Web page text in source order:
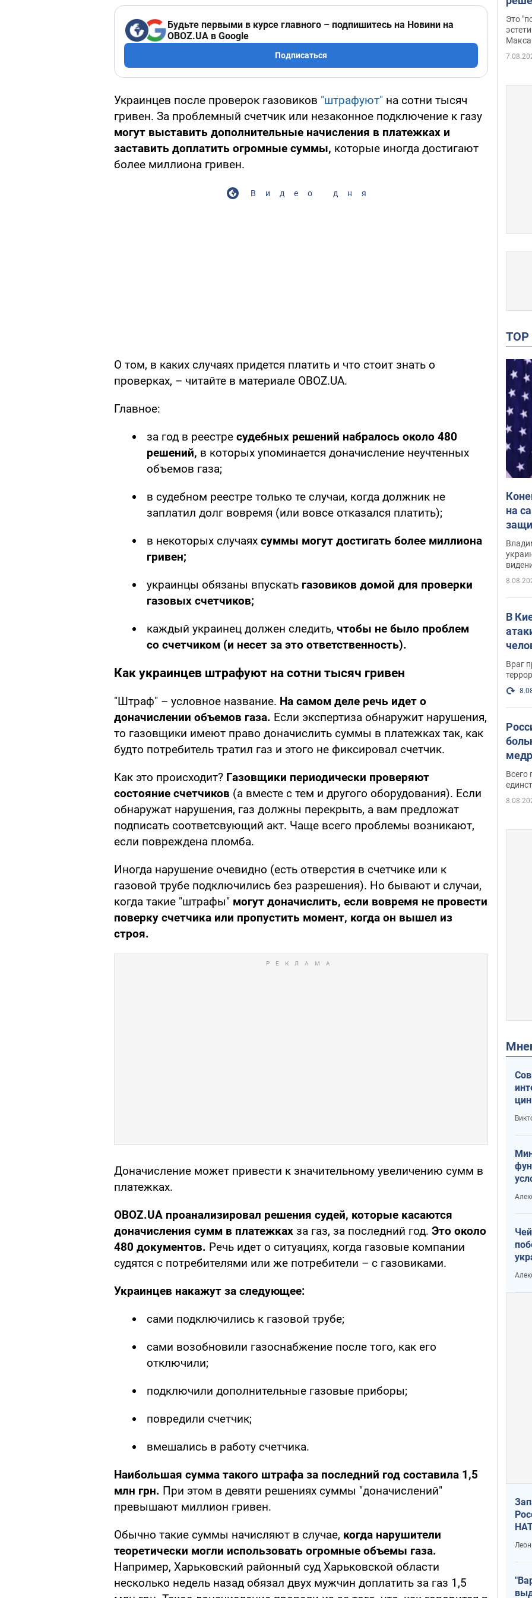
Будьте первыми в курсе главного – подпишитесь на Новини на
OBOZ.UA в Google
Подписаться
Украинцев после проверок газовиков "штрафуют" на сотни тысяч
гривен. За проблемный счетчик или незаконное подключение к газу
могут выставить дополнительные начисления в платежках и
заставить доплатить огромные суммы, которые иногда достигают
более миллиона гривен.
Видео дня
О том, в каких случаях придется платить и что стоит знать о
проверках, – читайте в материале OBOZ.UA.
Главное:
за год в реестре судебных решений набралось около 480
решений, в которых упоминается доначисление неучтенных
объемов газа;
в судебном реестре только те случаи, когда должник не
заплатил долг вовремя (или вовсе отказался платить);
в некоторых случаях суммы могут достигать более миллиона
гривен;
украинцы обязаны впускать газовиков домой для проверки
газовых счетчиков;
каждый украинец должен следить, чтобы не было проблем
со счетчиком (и несет за это ответственность).
Как украинцев штрафуют на сотни тысяч гривен
"Штраф" – условное название. На самом деле речь идет о
доначислении объемов газа. Если экспертиза обнаружит нарушения,
то газовщики имеют право доначислить суммы в платежках так, как
будто потребитель тратил газ и этого не фиксировал счетчик.
Как это происходит? Газовщики периодически проверяют
состояние счетчиков (а вместе с тем и другого оборудования). Если
обнаружат нарушения, газ должны перекрыть, а вам предложат
подписать соответсвующий акт. Чаще всего проблемы возникают,
если повреждена пломба.
Иногда нарушение очевидно (есть отверстия в счетчике или к
газовой трубе подключились без разрешения). Но бывают и случаи,
когда такие "штрафы" могут доначислить, если вовремя не провести
поверку счетчика или пропустить момент, когда он вышел из
строя.
Доначисление может привести к значительному увеличению сумм в
платежках.
OBOZ.UA проанализировал решения судей, которые касаются
доначисления сумм в платежках за газ, за последний год. Это около
480 документов. Речь идет о ситуациях, когда газовые компании
судятся с потребителями или же потребители – с газовиками.
Украинцев накажут за следующее:
сами подключились к газовой трубе;
сами возобновили газоснабжение после того, как его
отключили;
подключили дополнительные газовые приборы;
повредили счетчик;
вмешались в работу счетчика.
Наибольшая сумма такого штрафа за последний год составила 1,5
млн грн. При этом в девяти решениях суммы "доначислений"
превышают миллион гривен.
Обычно такие суммы начисляют в случае, когда нарушители
теоретически могли использовать огромные объемы газа.
Например, Харьковский районный суд Харьковской области
несколько недель назад обязал двух мужчин доплатить за газ 1,5
Это
на
В
Враг
Всего